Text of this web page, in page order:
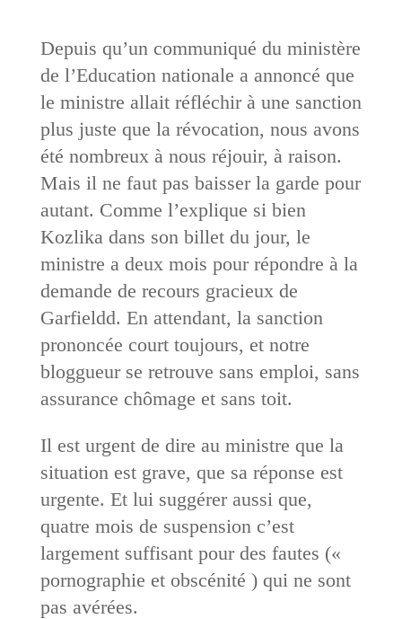
Depuis qu’un communiqué du ministère
de l’Education nationale a annoncé que
le ministre allait réfléchir à une sanction
plus juste que la révocation, nous avons
été nombreux à nous réjouir, à raison.
Mais il ne faut pas baisser la garde pour
autant. Comme l’explique si bien
Kozlika dans son billet du jour, le
ministre a deux mois pour répondre à la
demande de recours gracieux de
Garfieldd. En attendant, la sanction
prononcée court toujours, et notre
bloggueur se retrouve sans emploi, sans
assurance chômage et sans toit.
Il est urgent de dire au ministre que la
situation est grave, que sa réponse est
urgente. Et lui suggérer aussi que,
quatre mois de suspension c’est
largement suffisant pour des fautes («
pornographie et obscénité ) qui ne sont
pas avérées.